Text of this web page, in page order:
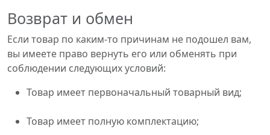
Возврат и обмен
Если товар по каким-то причинам не подошел вам,
вы имеете право вернуть его или обменять при
соблюдении следующих условий:
Товар имеет первоначальный товарный вид;
Товар имеет полную комплектацию;